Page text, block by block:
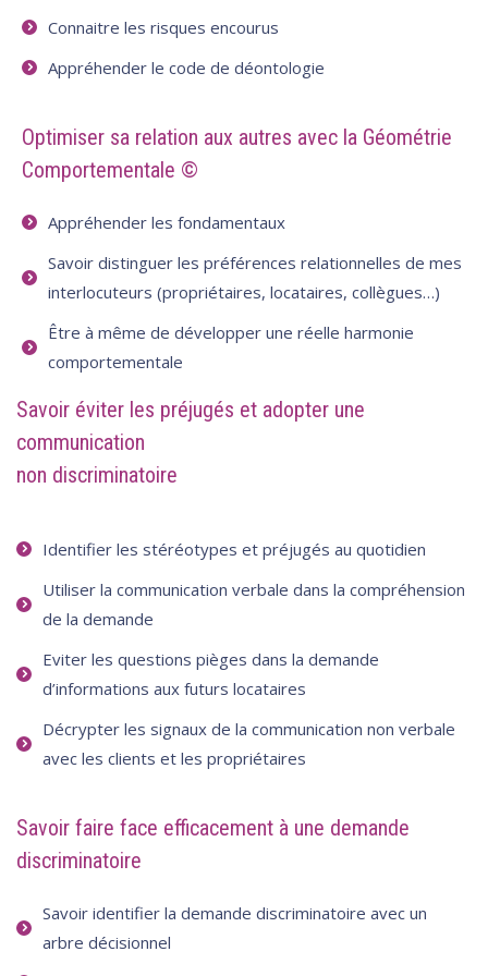
Connaitre les risques encourus
Appréhender le code de déontologie
Optimiser sa relation aux autres avec la Géométrie
Comportementale ©
Appréhender les fondamentaux
Savoir distinguer les préférences relationnelles de mes
interlocuteurs (propriétaires, locataires, collègues…)
Être à même de développer une réelle harmonie
comportementale
Savoir éviter les préjugés et adopter une
communication
non discriminatoire
Identifier les stéréotypes et préjugés au quotidien
Utiliser la communication verbale dans la compréhension
de la demande
Eviter les questions pièges dans la demande
d’informations aux futurs locataires
Décrypter les signaux de la communication non verbale
avec les clients et les propriétaires
Savoir faire face efficacement à une demande
discriminatoire
Savoir identifier la demande discriminatoire avec un
arbre décisionnel